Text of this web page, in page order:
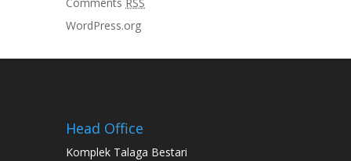
WordPress.org
Head Office
Komplek Talaga Bestari